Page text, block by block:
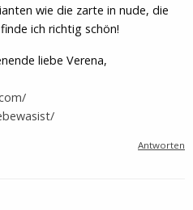
wie die zarte in nude, die
ich richtig schön!
liebe Verena,
Antworten